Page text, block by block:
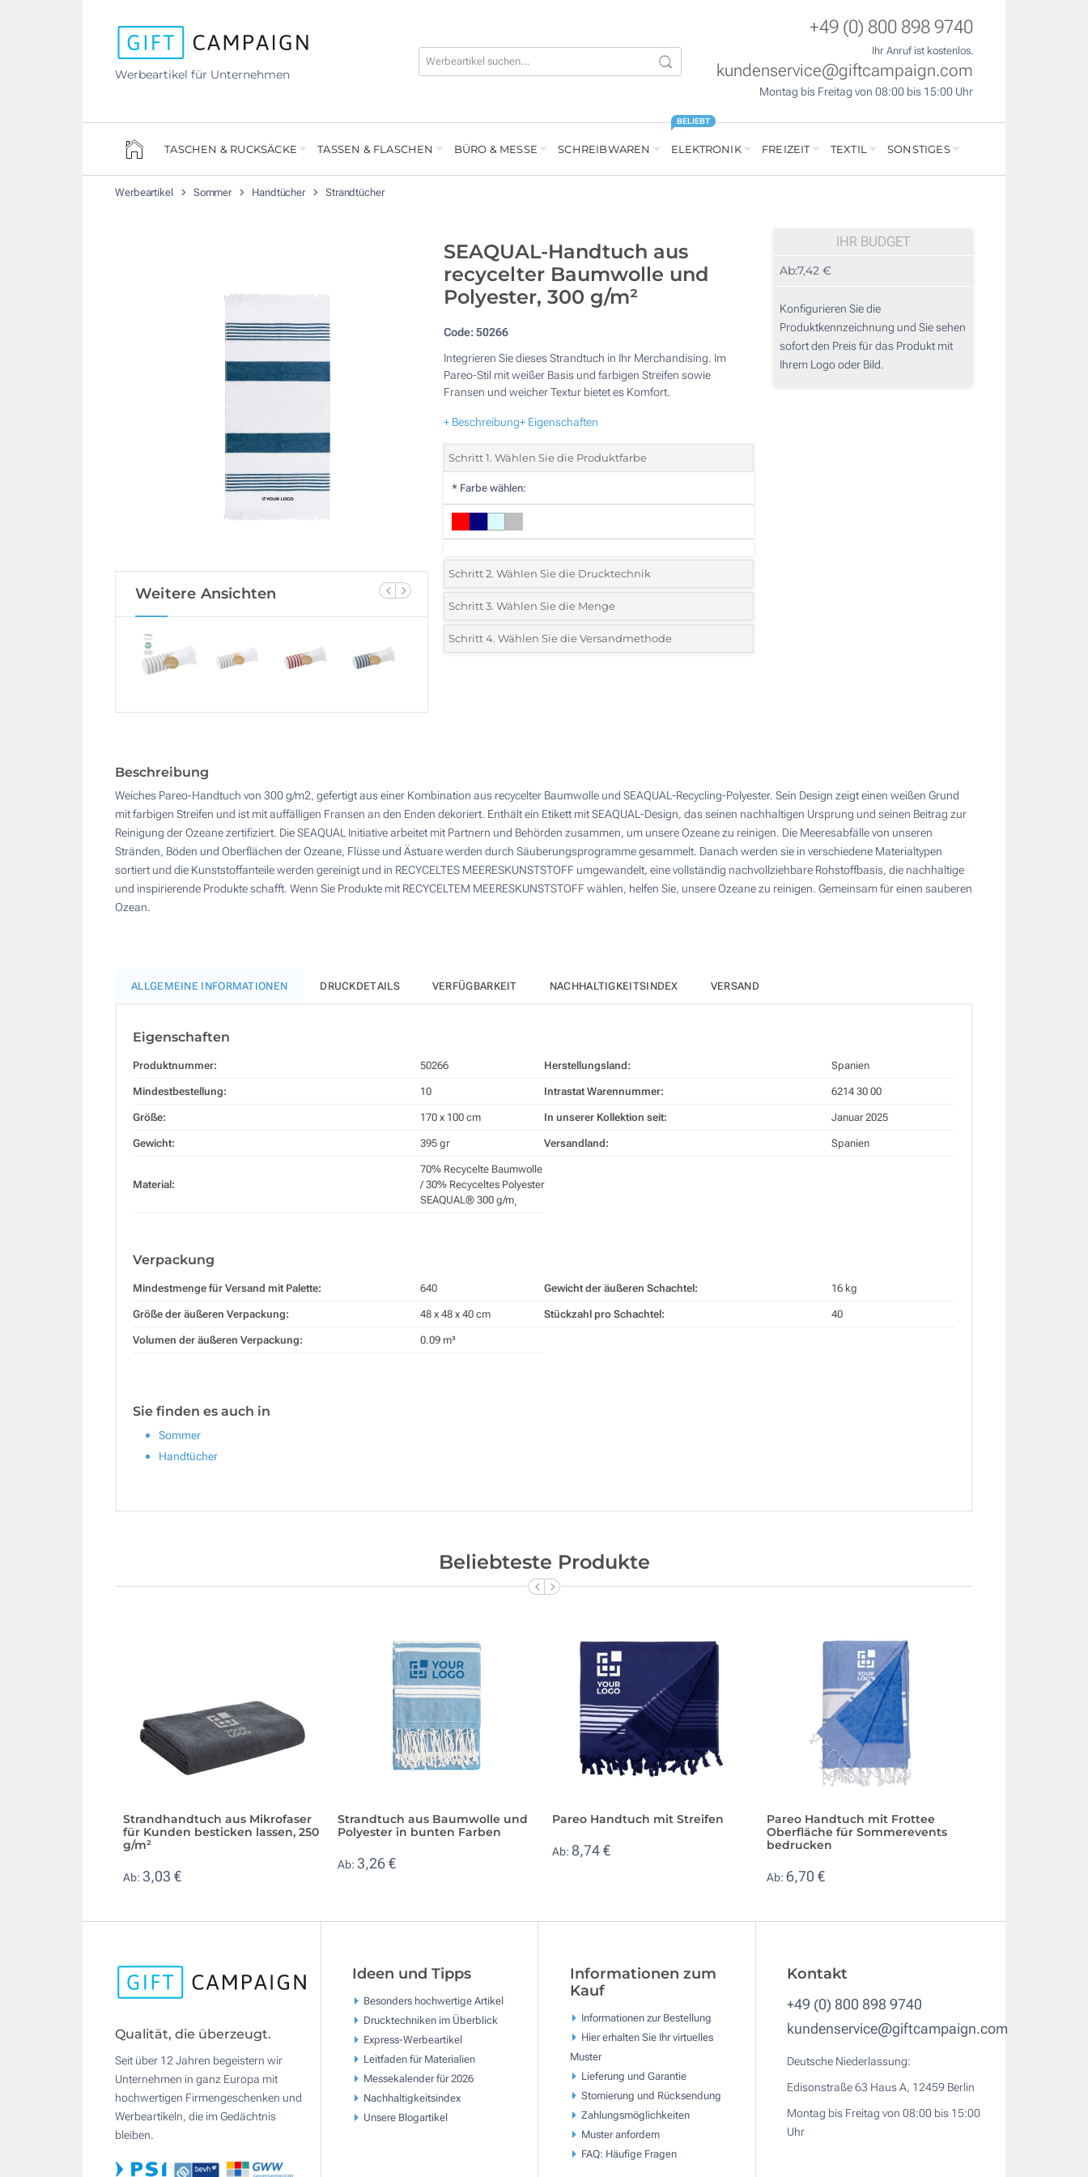
Werbeartikel für Unternehmen
+49 (0) 800 898 9740
Ihr Anruf ist kostenlos.
kundenservice@giftcampaign.com
Montag bis Freitag von 08:00 bis 15:00 Uhr
TASCHEN & RUCKSÄCKE TASSEN & FLASCHEN BÜRO & MESSE SCHREIBWAREN ELEKTRONIK
BELIEBT
FREIZEIT TEXTIL SONSTIGES
Werbeartikel Sommer Handtücher Strandtücher
Weitere Ansichten
SEAQUAL-Handtuch aus
recycelter Baumwolle und
Polyester, 300 g/m²
Code:50266
Integrieren Sie dieses Strandtuch in Ihr Merchandising. Im
Pareo-Stil mit weißer Basis und farbigen Streifen sowie
Fransen und weicher Textur bietet es Komfort.
+ Beschreibung+ Eigenschaften
Schritt 1. Wählen Sie die Produktfarbe
* Farbe wählen:
Schritt 2. Wählen Sie die Drucktechnik
*Wählen Sie die Druck- und Farbtechniken für Ihr Logo:
1 Farbig (Auf einer Seite)
Digitaler Transferdruck in Vollfarbe (Auf einer Seite)
Ohne Werbedruck
Schritt 3. Wählen Sie die Menge
*Bitte wählen Sie Ihre gewünschte Menge
100
200
Aktualisieren
Schritt 4. Wählen Sie die Versandmethode
IHR BUDGET
Ab:7,42 €
Konfigurieren Sie die
Produktkennzeichnung und Sie sehen
sofort den Preis für das Produkt mit
Ihrem Logo oder Bild.
Beschreibung
Weiches Pareo-Handtuch von 300 g/m2, gefertigt aus einer Kombination aus recycelter Baumwolle und SEAQUAL-Recycling-Polyester. Sein Design zeigt einen weißen Grund
mit farbigen Streifen und ist mit auffälligen Fransen an den Enden dekoriert. Enthält ein Etikett mit SEAQUAL-Design, das seinen nachhaltigen Ursprung und seinen Beitrag zur
Reinigung der Ozeane zertifiziert. Die SEAQUAL Initiative arbeitet mit Partnern und Behörden zusammen, um unsere Ozeane zu reinigen. Die Meeresabfälle von unseren
Stränden, Böden und Oberflächen der Ozeane, Flüsse und Ästuare werden durch Säuberungsprogramme gesammelt. Danach werden sie in verschiedene Materialtypen
sortiert und die Kunststoffanteile werden gereinigt und in RECYCELTES MEERESKUNSTSTOFF umgewandelt, eine vollständig nachvollziehbare Rohstoffbasis, die nachhaltige
und inspirierende Produkte schafft. Wenn Sie Produkte mit RECYCELTEM MEERESKUNSTSTOFF wählen, helfen Sie, unsere Ozeane zu reinigen. Gemeinsam für einen sauberen
Ozean.
ALLGEMEINE INFORMATIONEN DRUCKDETAILS VERFÜGBARKEIT NACHHALTIGKEITSINDEX VERSAND
Eigenschaften
Produktnummer: 50266
Mindestbestellung: 10
Größe: 170 x 100 cm
Gewicht: 395 gr
Material:
70% Recycelte Baumwolle
/ 30% Recyceltes Polyester
SEAQUAL® 300 g/m˛
Herstellungsland: Spanien
Intrastat Warennummer: 6214 30 00
In unserer Kollektion seit: Januar 2025
Versandland: Spanien
Verpackung
Mindestmenge für Versand mit Palette: 640
Größe der äußeren Verpackung: 48 x 48 x 40 cm
Volumen der äußeren Verpackung: 0.09 m³
Gewicht der äußeren Schachtel: 16 kg
Stückzahl pro Schachtel: 40
Sie finden es auch in
Sommer
Handtücher
Beliebteste Produkte
Strandhandtuch aus Mikrofaser
für Kunden besticken lassen, 250
g/m²
Ab: 3,03 €
Strandtuch aus Baumwolle und
Polyester in bunten Farben
Ab: 3,26 €
Pareo Handtuch mit Streifen
Ab: 8,74 €
Pareo Handtuch mit Frottee
Oberfläche für Sommerevents
bedrucken
Ab: 6,70 €
Qualität, die überzeugt.
Seit über 12 Jahren begeistern wir
Unternehmen in ganz Europa mit
hochwertigen Firmengeschenken und
Werbeartikeln, die im Gedächtnis
bleiben.
Ideen und Tipps
Besonders hochwertige Artikel
Drucktechniken im Überblick
Express-Werbeartikel
Leitfaden für Materialien
Messekalender für 2026
Nachhaltigkeitsindex
Unsere Blogartikel
Informationen zum
Kauf
Informationen zur Bestellung
Hier erhalten Sie Ihr virtuelles
Muster
Lieferung und Garantie
Stornierung und Rücksendung
Zahlungsmöglichkeiten
Muster anfordern
FAQ: Häufige Fragen
Kontakt
+49 (0) 800 898 9740
kundenservice@giftcampaign.com
Deutsche Niederlassung:
Edisonstraße 63 Haus A, 12459 Berlin
Montag bis Freitag von 08:00 bis 15:00
Uhr